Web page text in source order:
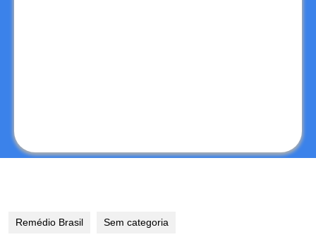
Remédio Brasil Sem categoria